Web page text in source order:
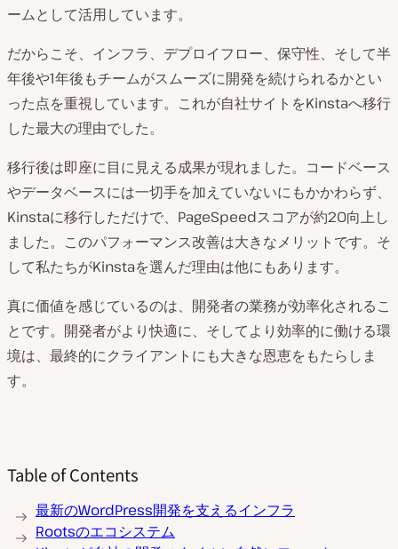
ームとして活用しています。
だからこそ、インフラ、デプロイフロー、保守性、そして半
年後や1年後もチームがスムーズに開発を続けられるかとい
った点を重視しています。これが自社サイトをKinstaへ移行
した最大の理由でした。
移行後は即座に目に見える成果が現れました。コードベース
やデータベースには一切手を加えていないにもかかわらず、
Kinstaに移行しただけで、PageSpeedスコアが約20向上し
ました。このパフォーマンス改善は大きなメリットです。そ
して私たちがKinstaを選んだ理由は他にもあります。
真に価値を感じているのは、開発者の業務が効率化されるこ
とです。開発者がより快適に、そしてより効率的に働ける環
境は、最終的にクライアントにも大きな恩恵をもたらしま
す。
Table of Contents
最新のWordPress開発を支えるインフラ
Rootsのエコシステム